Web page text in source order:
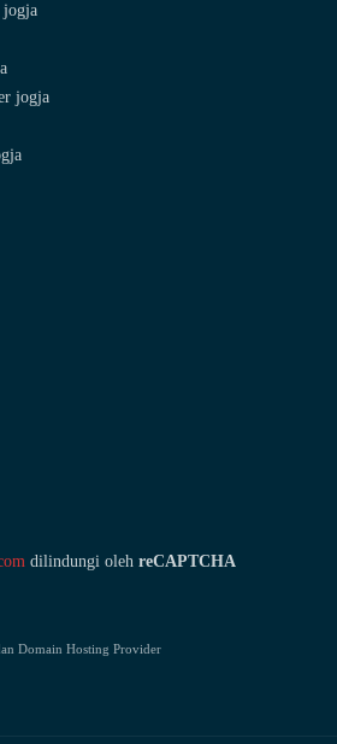
jogja
jogja
dilindungi oleh reCAPTCHA
Domain Hosting Provider